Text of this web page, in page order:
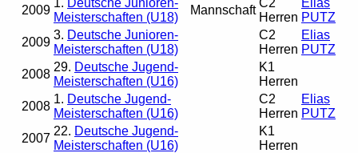
2009
Meisterschaften (U18)
Mannschaft
Herren PUTZ
2009
3. Deutsche Junioren-
Meisterschaften (U18)
C2
Herren
Elias
PUTZ
2008
29. Deutsche Jugend-
Meisterschaften (U16)
K1
Herren
2008
1. Deutsche Jugend-
Meisterschaften (U16)
C2
Herren
Elias
PUTZ
2007
22. Deutsche Jugend-
Meisterschaften (U16)
K1
Herren